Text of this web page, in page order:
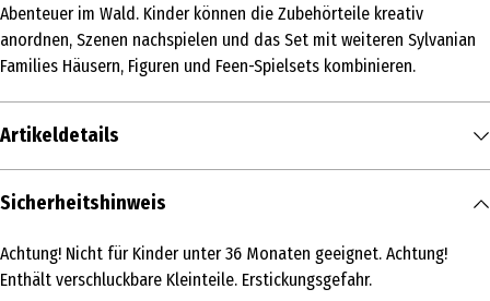
Abenteuer im Wald. Kinder können die Zubehörteile kreativ
anordnen, Szenen nachspielen und das Set mit weiteren Sylvanian
Families Häusern, Figuren und Feen-Spielsets kombinieren.
Artikeldetails
Inhalt
Produkttyp
Sicherheitshinweis
Achtung! Nicht für Kinder unter 36 Monaten geeignet. Achtung!
Enthält verschluckbare Kleinteile. Erstickungsgefahr.